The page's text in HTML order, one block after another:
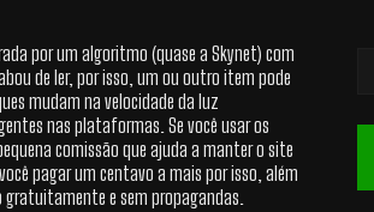
por um algoritmo (quase a Skynet) com
de ler, por isso, um ou outro item pode
mudam na velocidade da luz
nas plataformas. Se você usar os
comissão que ajuda a manter o site
pagar um centavo a mais por isso, além
e sem propagandas.